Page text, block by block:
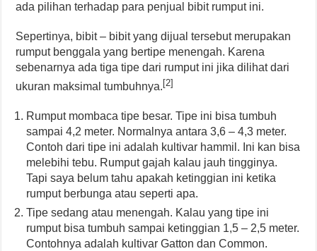
ada pilihan terhadap para penjual bibit rumput ini.
Sepertinya, bibit – bibit yang dijual tersebut merupakan
rumput benggala yang bertipe menengah. Karena
sebenarnya ada tiga tipe dari rumput ini jika dilihat dari
ukuran maksimal tumbuhnya. [2]
Rumput mombaca tipe besar. Tipe ini bisa tumbuh
sampai 4,2 meter. Normalnya antara 3,6 – 4,3 meter.
Contoh dari tipe ini adalah kultivar hammil. Ini kan bisa
melebihi tebu. Rumput gajah kalau jauh tingginya.
Tapi saya belum tahu apakah ketinggian ini ketika
rumput berbunga atau seperti apa.
Tipe sedang atau menengah. Kalau yang tipe ini
rumput bisa tumbuh sampai ketinggian 1,5 – 2,5 meter.
Contohnya adalah kultivar Gatton dan Common.